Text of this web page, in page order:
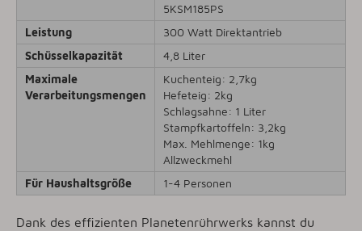
5KSM185PS
Leistung
300 Watt Direktantrieb
Schüsselkapazität
4,8 Liter
Maximale
Verarbeitungsmengen
Kuchenteig: 2,7kg
Hefeteig: 2kg
Schlagsahne: 1 Liter
Stampfkartoffeln: 3,2kg
Max. Mehlmenge: 1kg
Allzweckmehl
Für Haushaltsgröße
1-4 Personen
Dank des effizienten Planetenrührwerks kannst du